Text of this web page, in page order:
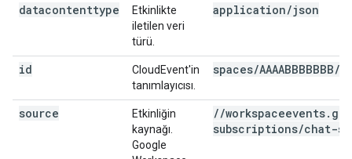
datacontenttype
Etkinlikte
iletilen veri
türü.
application/json
id
CloudEvent'in
tanımlayıcısı.
spaces/AAAABBBBBBB/
source
Etkinliğin
kaynağı.
Google
//workspaceevents.
subscriptions/chat-